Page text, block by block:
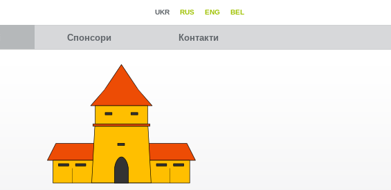
BEL
ENG
RUS
UKR
Спонсори Контакти